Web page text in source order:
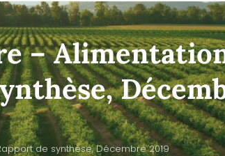
–
de synthèse, Décembre 2019